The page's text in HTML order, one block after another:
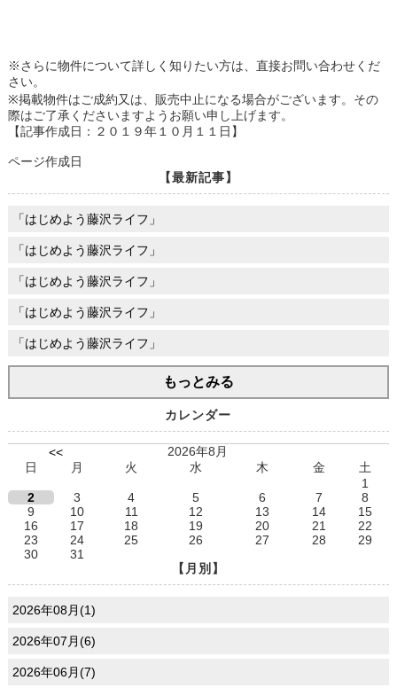
※さらに物件について詳しく知りたい方は、直接お問い合わせくだ
さい。
※掲載物件はご成約又は、販売中止になる場合がございます。その
際はご了承くださいますようお願い申し上げます。
【記事作成日：２０１９年１０月１１日】
ページ作成日
【最新記事】
「はじめよう藤沢ライフ」
「はじめよう藤沢ライフ」
「はじめよう藤沢ライフ」
「はじめよう藤沢ライフ」
「はじめよう藤沢ライフ」
もっとみる
カレンダー
<<
2026年8月
日
月 火 水 木 金
土
1
2
3 4 5 6 7
8
9
10 11 12 13 14
15
16
17 18 19 20 21
22
23
24 25 26 27 28
29
30
31
【月別】
2026年08月(1)
2026年07月(6)
2026年06月(7)